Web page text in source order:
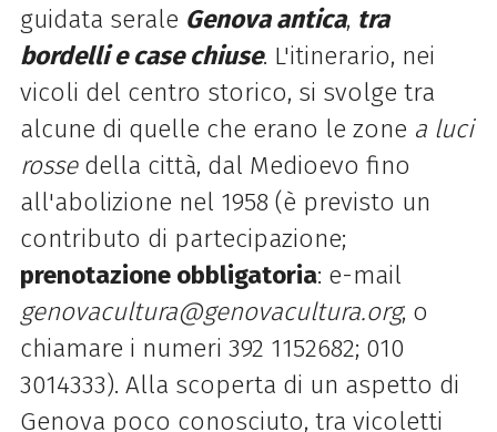
guidata serale Genova antica, tra
bordelli e case chiuse. L'itinerario, nei
vicoli del centro storico, si svolge tra
alcune di quelle che erano le zone a luci
rossedella città, dal Medioevo fino
all'abolizione nel 1958 (è previsto un
contributo di partecipazione;
prenotazione obbligatoria: e-mail
genovacultura@genovacultura.org, o
chiamare i numeri 392 1152682; 010
3014333). Alla scoperta di un aspetto di
Genova poco conosciuto, tra vicoletti